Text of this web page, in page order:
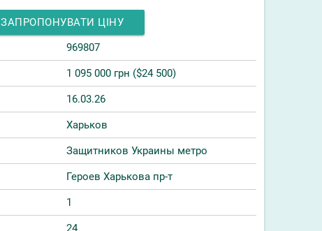
ЗАПРОПОНУВАТИ ЦІНУ
969807
1 095 000 грн ($24 500)
16.03.26
Харьков
Защитников Украины метро
Героев Харькова пр-т
1
24